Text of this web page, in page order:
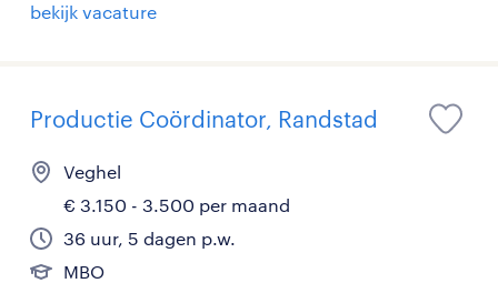
bekijk vacature
Productie Coördinator, Randstad
Veghel
€ 3.150 - 3.500 per maand
36 uur, 5 dagen p.w.
MBO